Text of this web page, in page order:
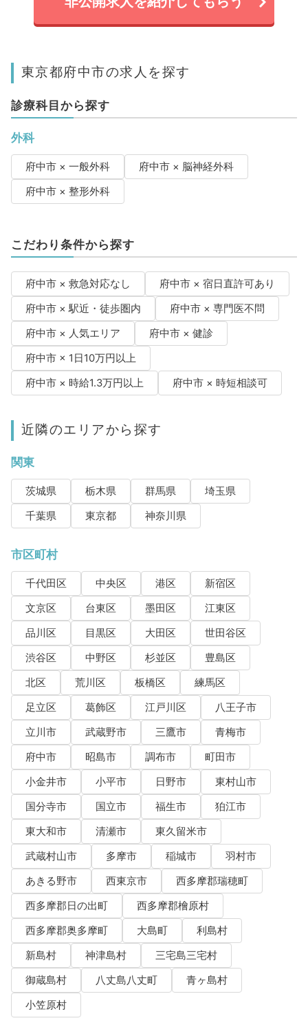
東京都府中市の求人を探す
診療科目から探す
外科
府中市 × 一般外科
府中市 × 脳神経外科
府中市 × 整形外科
こだわり条件から探す
府中市 × 救急対応なし
府中市 × 宿日直許可あり
府中市 × 駅近・徒歩圏内
府中市 × 専門医不問
府中市 × 人気エリア
府中市 × 健診
府中市 × 1日10万円以上
府中市 × 時給1.3万円以上
府中市 × 時短相談可
近隣のエリアから探す
関東
茨城県 栃木県 群馬県
埼玉県
千葉県
東京都 神奈川県
市区町村
千代田区 中央区 港区
新宿区
文京区
台東区 墨田区
江東区
品川区
目黒区 大田区
世田谷区
渋谷区
中野区 杉並区
豊島区
北区
荒川区 板橋区
練馬区
足立区
葛飾区 江戸川区
八王子市
立川市
武蔵野市 三鷹市
青梅市
府中市
昭島市 調布市
町田市
小金井市
小平市 日野市
東村山市
国分寺市
国立市 福生市
狛江市
東大和市
清瀬市
東久留米市
武蔵村山市
多摩市 稲城市
羽村市
あきる野市
西東京市
西多摩郡瑞穂町
西多摩郡日の出町
西多摩郡檜原村
西多摩郡奥多摩町
大島町
利島村
新島村
神津島村
三宅島三宅村
御蔵島村
八丈島八丈町
青ヶ島村
小笠原村